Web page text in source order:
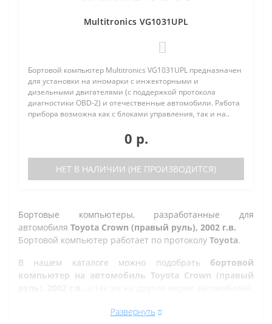
Multitronics VG1031UPL
Бортовой компьютер Multitronics VG1031UPL предназначен
для установки на иномарки с инжекторными и
дизельными двигателями (с поддержкой протокола
диагностики OBD-2) и отечественные автомобили. Работа
прибора возможна как с блоками управления, так и на..
0 р.
НЕТ В НАЛИЧИИ (НЕ ПРОИЗВОДИТСЯ)
Бортовые компьютеры, разработанные для
автомобиля Toyota Crown (правый руль), 2002 г.в.
Бортовой компьютер работает по протоколу Toyota.
В нашем каталоге можно подобрать бортовой
компьютер на автомобиль Toyota Crown (правый
Все рано или поздно в Златоусте сталкиваются с
Развернуть